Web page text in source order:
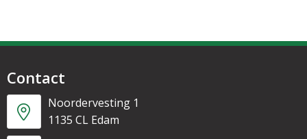
Contact
Noordervesting 1
1135 CL Edam